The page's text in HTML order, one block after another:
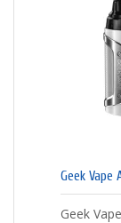
Geek Vape
Geek